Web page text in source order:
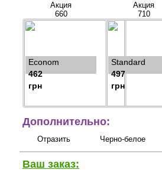
Акция
660
Econom
462
грн
Акция
710
Standard
497
грн
Дополнительно:
Отразить Черно-белое
Ваш заказ: